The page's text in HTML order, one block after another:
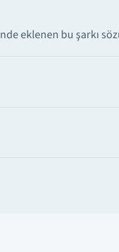
eklenen bu şarkı